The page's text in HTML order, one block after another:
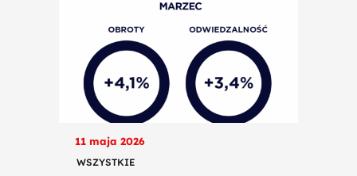
11 maja 2026
WSZYSTKIE